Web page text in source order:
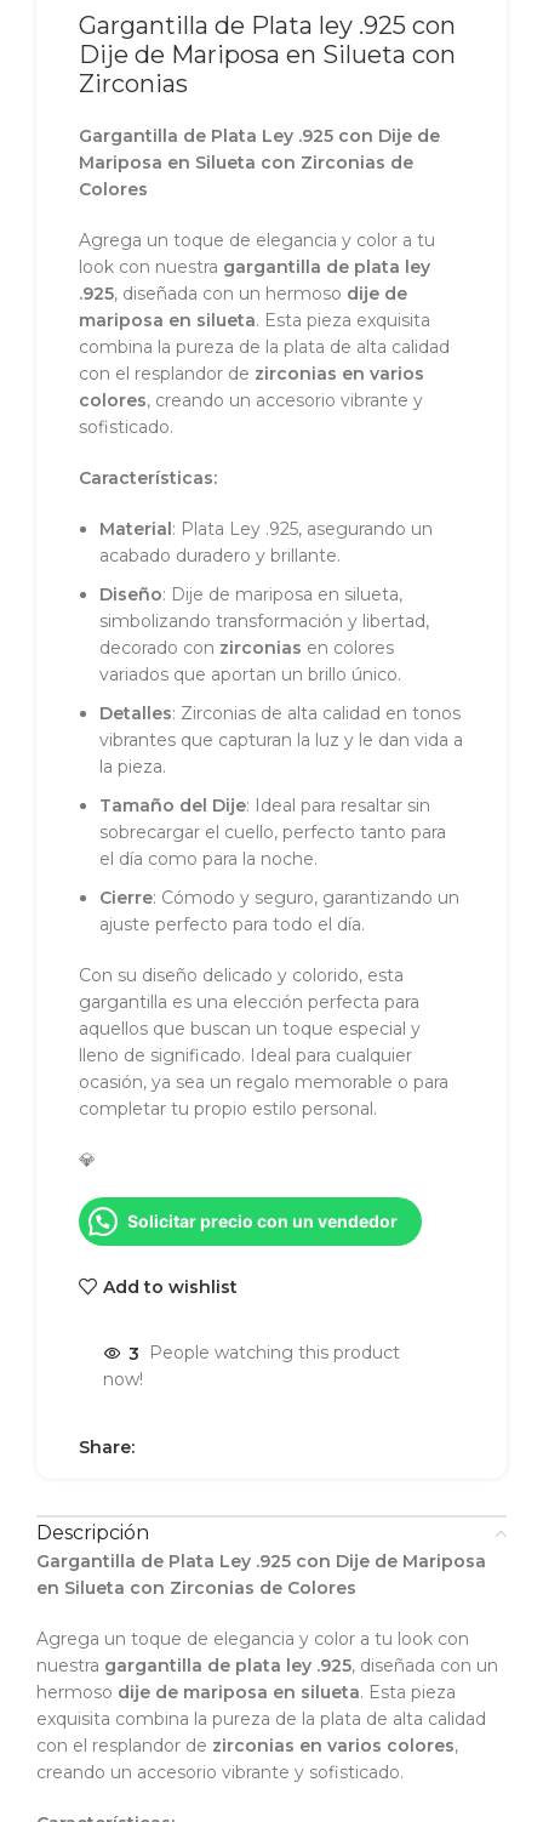
Gargantilla de Plata ley .925 con
Dije de Mariposa en Silueta con
Zirconias
Gargantilla de Plata Ley .925 con Dije de
Mariposa en Silueta con Zirconias de
Colores
Agrega un toque de elegancia y color a tu
look con nuestra gargantilla de plata ley
.925, diseñada con un hermoso dije de
mariposa en silueta. Esta pieza exquisita
combina la pureza de la plata de alta calidad
con el resplandor de zirconias en varios
colores, creando un accesorio vibrante y
sofisticado.
Características:
Material : Plata Ley .925, asegurando un
acabado duradero y brillante.
Diseño: Dije de mariposa en silueta,
simbolizando transformación y libertad,
decorado con zirconias en colores
variados que aportan un brillo único.
Detalles: Zirconias de alta calidad en tonos
vibrantes que capturan la luz y le dan vida a
la pieza.
Tamaño del Dije: Ideal para resaltar sin
sobrecargar el cuello, perfecto tanto para
el día como para la noche.
Cierre: Cómodo y seguro, garantizando un
ajuste perfecto para todo el día.
Con su diseño delicado y colorido, esta
gargantilla es una elección perfecta para
aquellos que buscan un toque especial y
lleno de significado. Ideal para cualquier
ocasión, ya sea un regalo memorable o para
completar tu propio estilo personal.
💎
Solicitar precio con un vendedor
Add to wishlist
3
People watching this product
now!
Share:
Descripción
Gargantilla de Plata Ley .925 con Dije de Mariposa
en Silueta con Zirconias de Colores
Agrega un toque de elegancia y color a tu look con
nuestra gargantilla de plata ley .925, diseñada con un
hermoso dije de mariposa en silueta. Esta pieza
exquisita combina la pureza de la plata de alta calidad
con el resplandor de zirconias en varios colores,
creando un accesorio vibrante y sofisticado.